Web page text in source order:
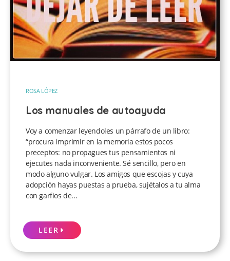
ROSA LÓPEZ
Los manuales de autoayuda
Voy a comenzar leyendoles un párrafo de un libro:
“procura imprimir en la memoria estos pocos
preceptos: no propagues tus pensamientos ni
ejecutes nada inconveniente. Sé sencillo, pero en
modo alguno vulgar. Los amigos que escojas y cuya
adopción hayas puestas a prueba, sujétalos a tu alma
con garfios de...
LEER